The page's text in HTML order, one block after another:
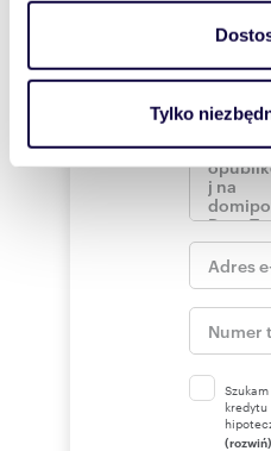
Wykorzystujemy pliki
i reklam, aby oferować
korzystasz z naszej witryny,
Partnerzy mogą połączyć
otrzymanymi od Ciebie lub
korzystania z ich usług.
Tylko
kredytu
(rozwiń)